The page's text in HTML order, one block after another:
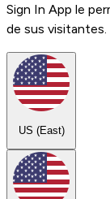
Sign In App le
de sus
US (East)